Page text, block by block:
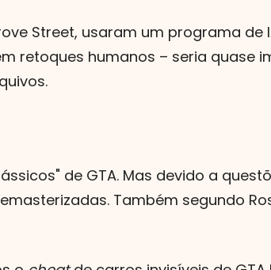
Street, usaram um programa de
retoques humanos – seria quase
de GTA. Mas devido a
Também segundo